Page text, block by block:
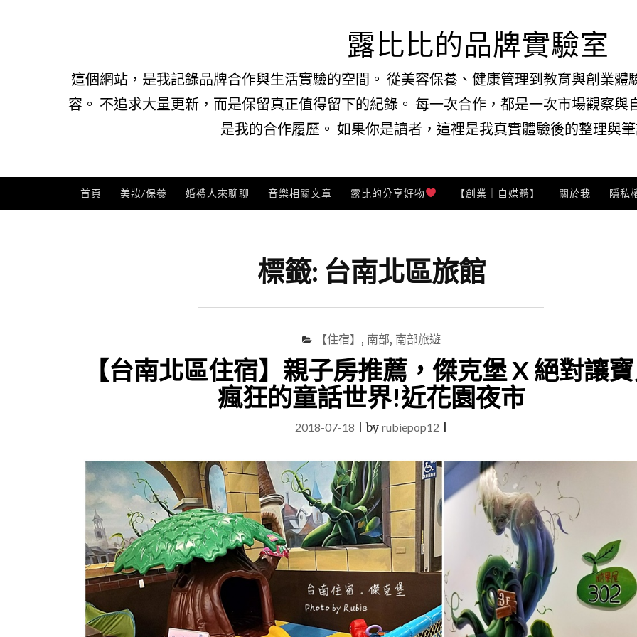
露比比的品牌實驗室
這個網站，是我記錄品牌合作與生活實驗的空間。 從美容保養、健康管理到教育與創業
容。 不追求大量更新，而是保留真正值得留下的紀錄。 每一次合作，都是一次市場觀察
是我的合作履歷。 如果你是讀者，這裡是我真實體驗後的整理與
首頁 美妝/保養 婚禮人來聊聊 音樂相關文章 露比的分享好物 【創業｜自媒體】 關於我 隱私
標籤: 台南北區旅館
【住宿】 , 南部, 南部旅遊
【台南北區住宿】親子房推薦，傑克堡 X 絕對讓
瘋狂的童話世界!近花園夜市
2018-07-18 |by rubiepop12